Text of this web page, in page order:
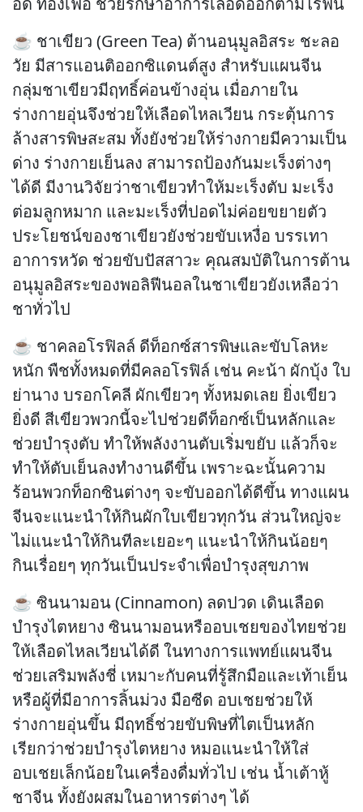
☕ ชาเขียว (Green Tea) ต้านอนุมูลอิสระ ชะลอ
วัย มีสารแอนติออกซิแดนต์สูง สำหรับแผนจีน
กลุ่มชาเขียวมีฤทธิ์ค่อนข้างอุ่น เมื่อภายใน
ร่างกายอุ่นจึงช่วยให้เลือดไหลเวียน กระตุ้นการ
ล้างสารพิษสะสม ทั้งยังช่วยให้ร่างกายมีความเป็น
ด่าง ร่างกายเย็นลง สามารถป้องกันมะเร็งต่างๆ
ได้ดี มีงานวิจัยว่าชาเขียวทำให้มะเร็งตับ มะเร็ง
ต่อมลูกหมาก และมะเร็งที่ปอดไม่ค่อยขยายตัว
ประโยชน์ของชาเขียวยังช่วยขับเหงื่อ บรรเทา
อาการหวัด ช่วยขับปัสสาวะ คุณสมบัติในการต้าน
อนุมูลอิสระของพอลิฟีนอลในชาเขียวยังเหลือว่า
ชาทั่วไป
☕ ชาคลอโรฟิลล์ ดีท็อกซ์สารพิษและขับโลหะ
หนัก พืชทั้งหมดที่มีคลอโรฟิล์ เช่น คะน้า ผักบุ้ง ใบ
ย่านาง บรอกโคลี ผักเขียวๆ ทั้งหมดเลย ยิ่งเขียว
ยิ่งดี สีเขียวพวกนี้จะไปช่วยดีท็อกซ์เป็นหลักและ
ช่วยบำรุงตับ ทำให้พลังงานตับเริ่มขยับ แล้วก็จะ
ทำให้ตับเย็นลงทำงานดีขึ้น เพราะฉะนั้นความ
ร้อนพวกท็อกซินต่างๆ จะขับออกได้ดีขึ้น ทางแผน
จีนจะแนะนำให้กินผักใบเขียวทุกวัน ส่วนใหญ่จะ
ไม่แนะนำให้กินทีละเยอะๆ แนะนำให้กินน้อยๆ
กินเรื่อยๆ ทุกวันเป็นประจำเพื่อบำรุงสุขภาพ
☕ ซินนามอน (Cinnamon) ลดปวด เดินเลือด
บำรุงไตหยาง ซินนามอนหรืออบเชยของไทยช่วย
ให้เลือดไหลเวียนได้ดี ในทางการแพทย์แผนจีน
ช่วยเสริมพลังชี่ เหมาะกับคนที่รู้สึกมือและเท้าเย็น
หรือผู้ที่มีอาการลิ้นม่วง มือซีด อบเชยช่วยให้
ร่างกายอุ่นขึ้น มีฤทธิ์ช่วยขับพิษที่ไตเป็นหลัก
เรียกว่าช่วยบำรุงไตหยาง หมอแนะนำให้ใส่
อบเชยเล็กน้อยในเครื่องดื่มทั่วไป เช่น น้ำเต้าหู้
ชาจีน ทั้งยังผสมในอาหารต่างๆ ได้